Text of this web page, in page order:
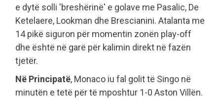
e dytë solli 'breshërinë' e golave me Pasalic, De
Ketelaere, Lookman dhe Brescianini. Atalanta me
14 pikë siguron për momentin zonën play-off
dhe është në garë për kalimin direkt në fazën
tjetër.
Në Principatë, Monaco iu fal golit të Singo në
minutën e tetë për të mposhtur 1-0 Aston Villën.